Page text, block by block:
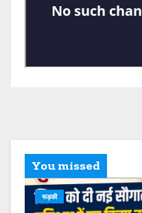
You missed
रूड़की